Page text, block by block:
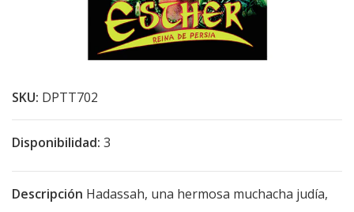
SKU: DPTT702
Disponibilidad: 3
Descripción Hadassah, una hermosa muchacha judía,